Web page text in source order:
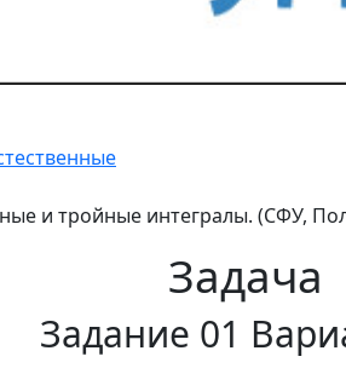
и тройные интегралы. (СФУ,
Задача
Задание 01